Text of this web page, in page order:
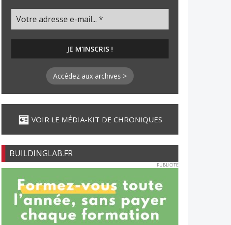
Accédez aux archives >
VOIR LE MÉDIA-KIT DE CHRONIQUES
BUILDINGLAB.FR
PUBLICITE